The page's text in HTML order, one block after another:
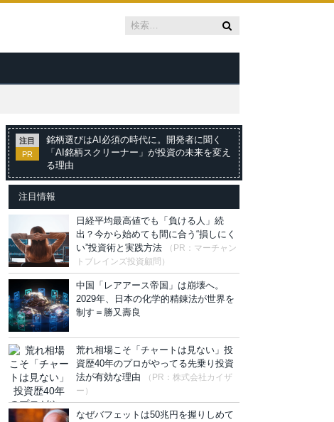
注目
PR
銘柄選びはAI必須の時代に。開発者に聞く
「AI銘柄スクリーナー」が投資の未来を変え
る理由
注目情報
日経平均最高値でも「負ける人」続
出？今から始めても間に合う“損しにく
い”投資術と実践方法
（PR：マーチャン
トブレインズ投資顧問）
中国「レアアース帝国」は崩壊へ。
2029年、日本の化学的精錬法が世界を
制す＝勝又壽良
荒れ相場こそ「チャートは見ない」投
資歴40年のプロがやってる先乗り投資
法が有効な理由
（PR：株式会社カイザ
ー）
なぜバフェットは50兆円を握りしめて